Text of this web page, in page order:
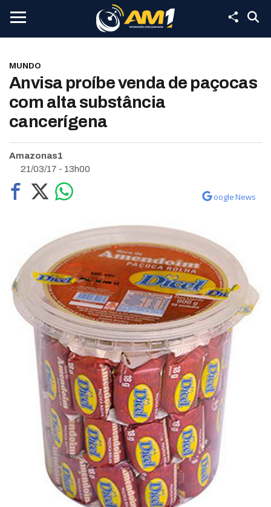
MUNDO
Anvisa proíbe venda de paçocas
com alta substância
cancerígena
Amazonas1
21/03/17 - 13h00
oogle News